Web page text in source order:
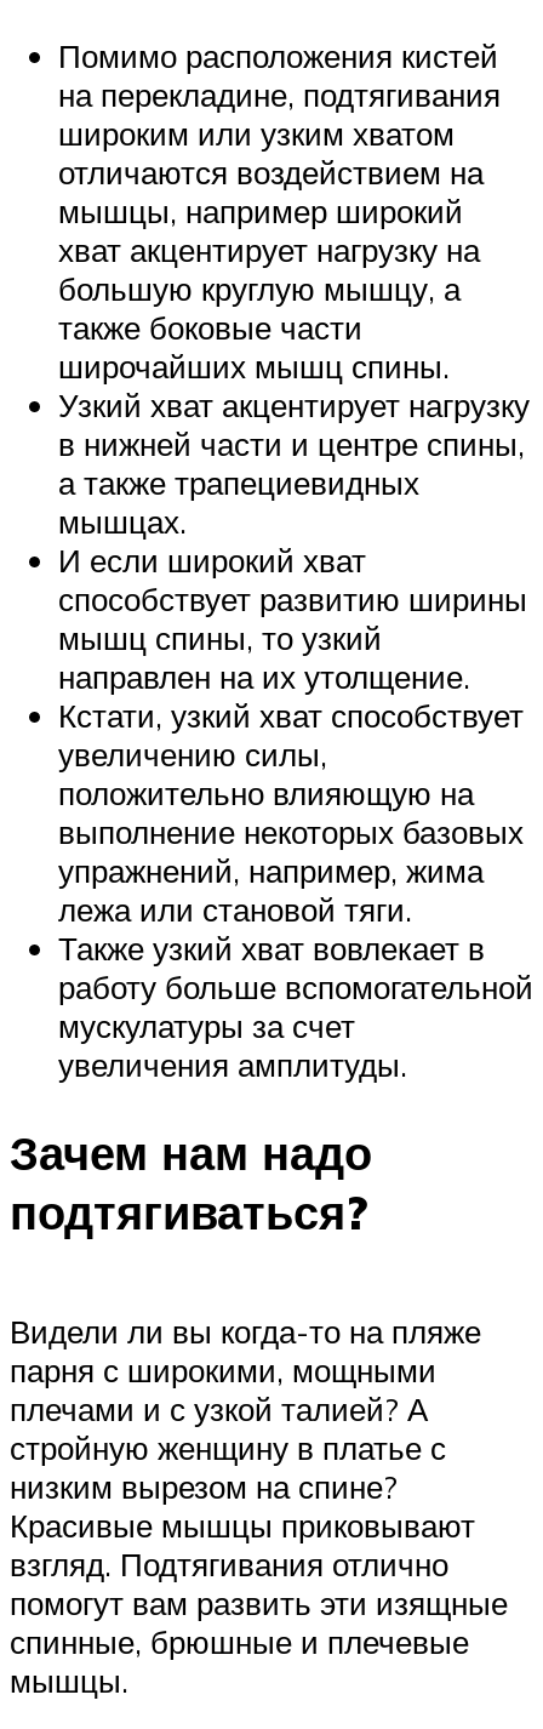
Помимо расположения кистей
на перекладине, подтягивания
широким или узким хватом
отличаются воздействием на
мышцы, например широкий
хват акцентирует нагрузку на
большую круглую мышцу, а
также боковые части
широчайших мышц спины.
Узкий хват акцентирует нагрузку
в нижней части и центре спины,
а также трапециевидных
мышцах.
И если широкий хват
способствует развитию ширины
мышц спины, то узкий
направлен на их утолщение.
Кстати, узкий хват способствует
увеличению силы,
положительно влияющую на
выполнение некоторых базовых
упражнений, например, жима
лежа или становой тяги.
Также узкий хват вовлекает в
работу больше вспомогательной
мускулатуры за счет
увеличения амплитуды.
Зачем нам надо
подтягиваться?
Видели ли вы когда-то на пляже
парня с широкими, мощными
плечами и с узкой талией? А
стройную женщину в платье с
низким вырезом на спине?
Красивые мышцы приковывают
взгляд. Подтягивания отлично
помогут вам развить эти изящные
спинные, брюшные и плечевые
мышцы.